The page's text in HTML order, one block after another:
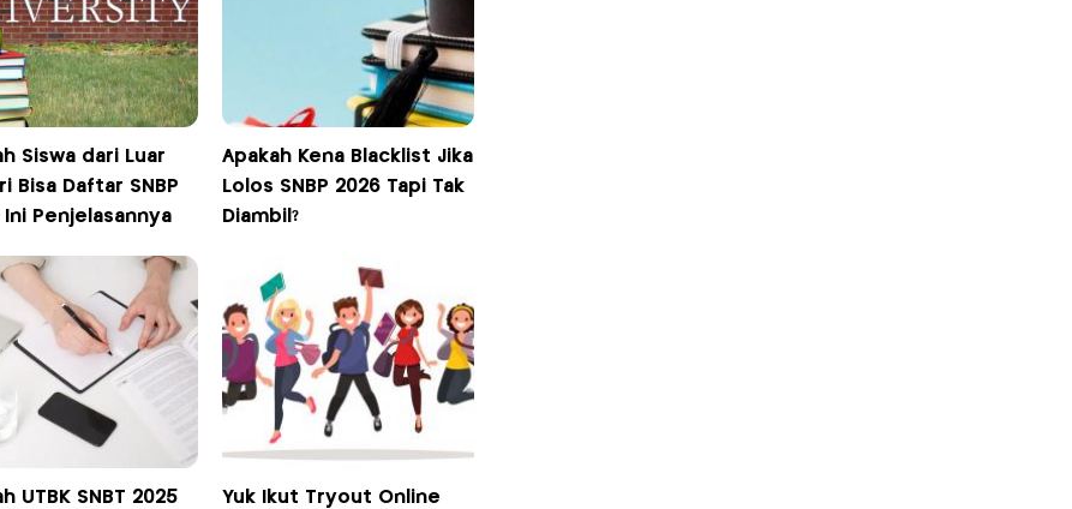
Siswa dari Luar
Bisa Daftar SNBP
Ini Penjelasannya
Apakah Kena Blacklist Jika
Lolos SNBP 2026 Tapi Tak
Diambil?
UTBK SNBT 2025
Yuk Ikut Tryout Online